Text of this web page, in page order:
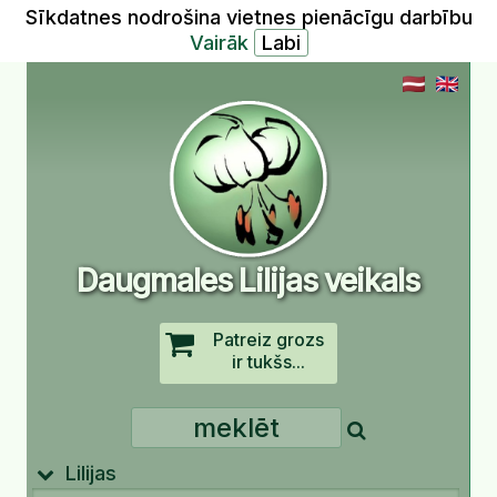
Sīkdatnes nodrošina vietnes pienācīgu darbību
Vairāk
Daugmales Lilijas veikals
Patreiz grozs
ir tukšs...
Lilijas